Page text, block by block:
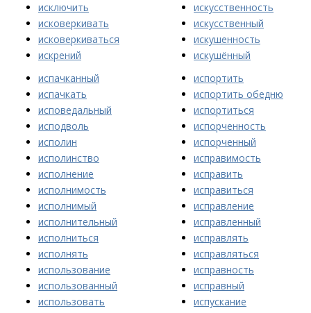
исключить
исковеркивать
исковеркиваться
искрений
искусственность
искусственный
искушенность
искушённый
испачканный
испачкать
исповедальный
исподволь
исполин
исполинство
исполнение
исполнимость
исполнимый
исполнительный
исполниться
исполнять
использование
использованный
использовать
испортить
испортить обедню
испортиться
испорченность
испорченный
исправимость
исправить
исправиться
исправление
исправленный
исправлять
исправляться
исправность
исправный
испускание